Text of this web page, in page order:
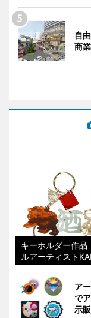
自
商
キーホルダー作品
ルアーティスト
ア
で
示